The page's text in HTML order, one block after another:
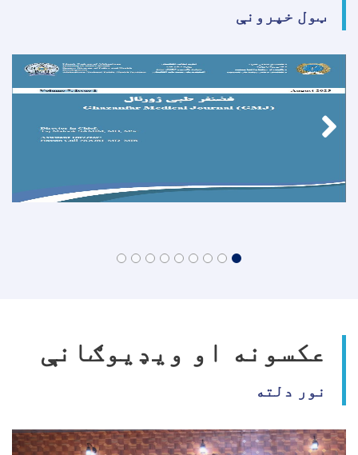
ټول خپرونې
عکسونه او ویډیوګانې
نور دلته